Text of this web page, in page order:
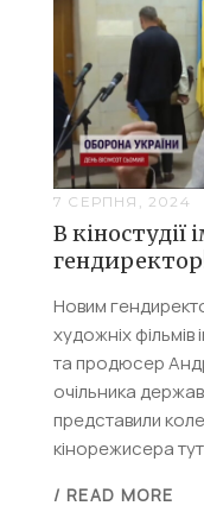
7 СЕРПНЯ, 2024
В
Новим
художніх
та продюсер
очільника
представили
кінорежисера
/ READ MORE